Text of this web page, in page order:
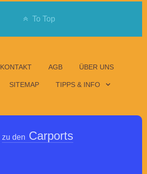
To Top
KONTAKT AGB ÜBER UNS
SITEMAP TIPPS & INFO
zu den Carports